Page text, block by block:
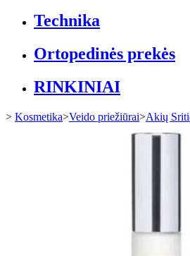
Technika
Ortopedinės prekės
RINKINIAI
> Kosmetika>Veido priežiūrai>Akių